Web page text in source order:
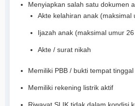
Menyiapkan salah satu dokumen
Akte kelahiran anak (maksimal
Ijazah anak (maksimal umur
Akte / surat nikah
Memiliki PBB / bukti tempat tinggal
Memiliki rekening listrik aktif